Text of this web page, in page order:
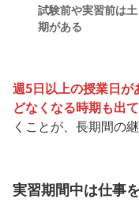
試験前や実習前は
期がある
週5日以上の授業日
どなくなる時期も出
くことが、長期間の
実習期間中は仕事